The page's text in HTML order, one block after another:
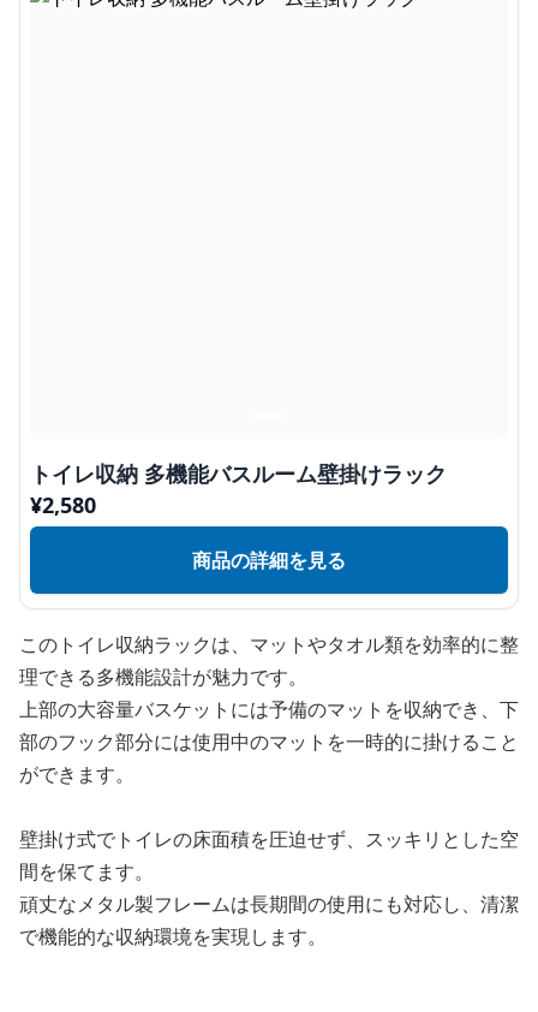
トイレ収納 多機能バスルーム壁掛けラック
¥2,580
商品の詳細を見る
このトイレ収納ラックは、マットやタオル類を効率的に整
理できる多機能設計が魅力です。
上部の大容量バスケットには予備のマットを収納でき、下
部のフック部分には使用中のマットを一時的に掛けること
ができます。
壁掛け式でトイレの床面積を圧迫せず、スッキリとした空
間を保てます。
頑丈なメタル製フレームは長期間の使用にも対応し、清潔
で機能的な収納環境を実現します。